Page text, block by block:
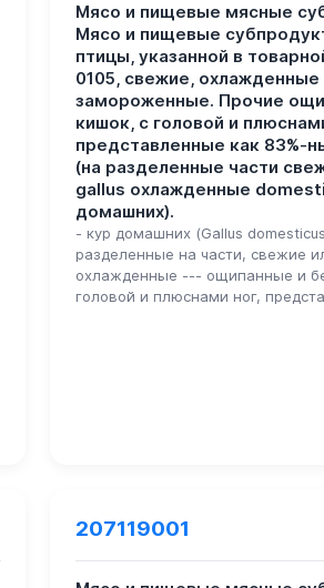
Мясо и пищевые мясные
Мясо и пищевые
птицы, указанной в
0105, свежие, охлажденные
замороженные. Прочие
кишок, с головой и
представленные как 83%-
(на разделенные части
gallus охлажденные
домашних).
- кур домашних (Gallus
разделенные на части, свежие
охлажденные --- ощипанные и
головой и плюснами ног,
207119001